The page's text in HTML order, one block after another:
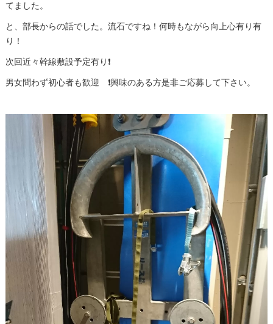
てました。
と、部長からの話でした。流石ですね！何時もながら向上心有り有
り！
次回近々幹線敷設予定有り❗️
男女問わず初心者も歓迎 ❗️興味のある方是非ご応募して下さい。